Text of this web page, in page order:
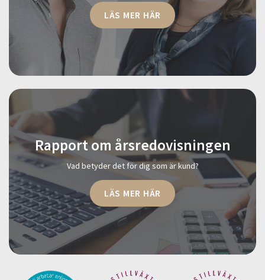
LÄS MER HÄR
Rapport om årsredovisningen
Vad betyder det för dig som är kund?
LÄS MER HÄR